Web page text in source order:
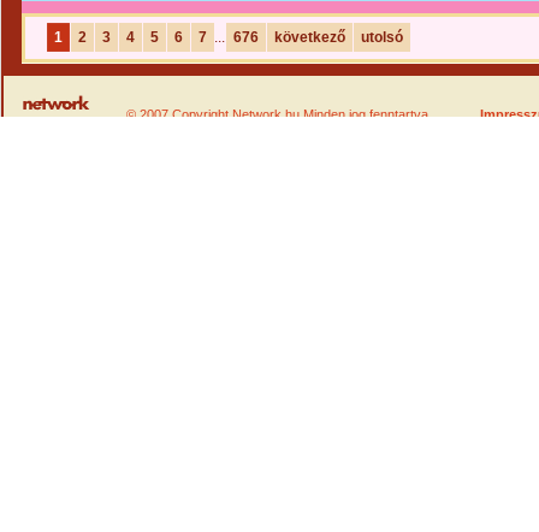
1 2 3 4 5 6 7 ... 676 következő utolsó
© 2007 Copyright Network.hu Minden jog fenntartva.